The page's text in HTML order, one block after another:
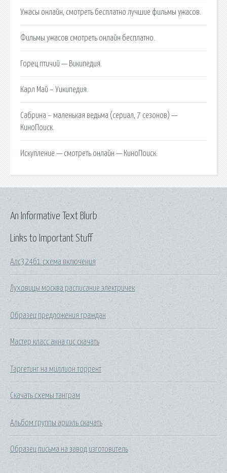
Ужасы онлайн, смотреть бесплатно лучшие фильмы ужасов.
Фильмы ужасов смотреть онлайн бесплатно.
Горец птичий — Википедия.
Карл Май – Уикипедия.
Сабрина – маленькая ведьма (сериал, 7 сезонов) —
КиноПоиск.
Искупление — смотреть онлайн — КиноПоиск.
Links to Important Stuff
Алс324б1 схема включения
Луховицы москва расписание электричек
Образец предложения граждан
Мастер класс анна гис скачать
Таргетинг на миллион торрент
Скачать схемы танграм
Альбом группы ариэль скачать
Образец письма на завод изготовитель
An Informative Text Blurb